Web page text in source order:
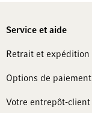
Service et aide
Retrait et expédition
Options de paiement
Votre entrepôt-client